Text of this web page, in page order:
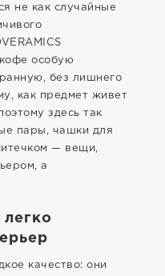
не как случайные
особую
без лишнего
как предмет живет
здесь так
пары, чашки для
— вещи,
а
качество: они